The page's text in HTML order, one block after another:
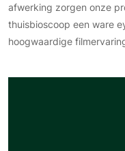
afwerking zorgen onze
thuisbioscoop een ware
hoogwaardige